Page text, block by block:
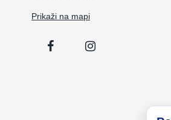
Prikaži na mapi